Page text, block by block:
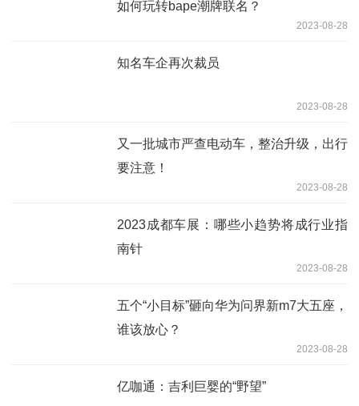
如何玩转bape潮牌联名？
2023-08-28
知名车企再次裁员
2023-08-28
又一批城市严查电动车，整治升级，出行
要注意！
2023-08-28
2023成都车展：哪些小趋势将成行业指
南针
2023-08-28
五个“小目标”砸向华为问界新m7大五座，
谁该放心？
2023-08-28
亿咖通：吉利巨婴的“野望”